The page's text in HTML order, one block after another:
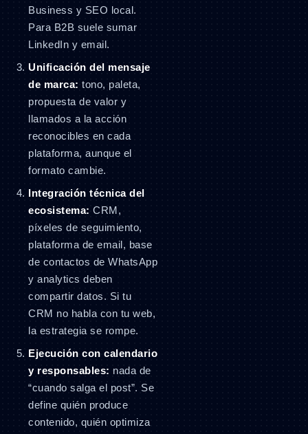
Business y SEO local.
Para B2B suele sumar
LinkedIn y email.
Unificación del mensaje
de marca: tono, paleta,
propuesta de valor y
llamados a la acción
reconocibles en cada
plataforma, aunque el
formato cambie.
Integración técnica del
ecosistema: CRM,
píxeles de seguimiento,
plataforma de email, base
de contactos de WhatsApp
y analytics deben
compartir datos. Si tu
CRM no habla con tu web,
la estrategia se rompe.
Ejecución con calendario
y responsables: nada de
“cuando salga el post”. Se
define quién produce
contenido, quién optimiza